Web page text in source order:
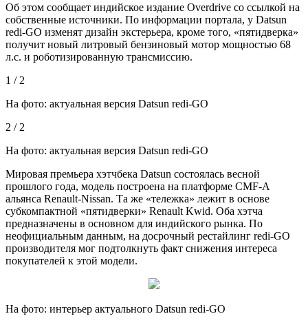
Об этом сообщает индийское издание Overdrive со ссылкой на
собственные источники. По информации портала, у Datsun
redi-GO изменят дизайн экстерьера, кроме того, «пятидверка»
получит новый литровый бензиновый мотор мощностью 68
л.с. и роботизированную трансмиссию.
1 / 2
На фото: актуальная версия Datsun redi-GO
2 / 2
На фото: актуальная версия Datsun redi-GO
Мировая премьера хэтчбека Datsun состоялась весной
прошлого года, модель построена на платформе CMF-A
альянса Renault-Nissan. Та же «тележка» лежит в основе
субкомпактной «пятидверки» Renault Kwid. Оба хэтча
предназначены в основном для индийского рынка. По
неофициальным данным, на досрочный рестайлинг redi-GO
производителя мог подтолкнуть факт снижения интереса
покупателей к этой модели.
На фото: интерьер актуального Datsun redi-GO